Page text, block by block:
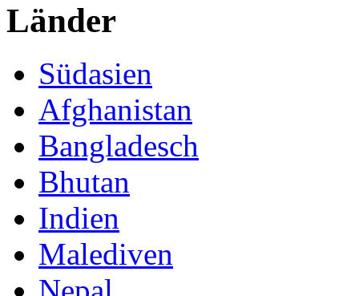
Länder
Südasien
Afghanistan
Bangladesch
Bhutan
Indien
Malediven